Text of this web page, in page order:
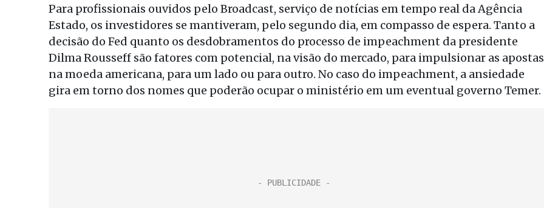
Para profissionais ouvidos pelo Broadcast, serviço de notícias em tempo real da Agência
Estado, os investidores se mantiveram, pelo segundo dia, em compasso de espera. Tanto a
decisão do Fed quanto os desdobramentos do processo de impeachment da presidente
Dilma Rousseff são fatores com potencial, na visão do mercado, para impulsionar as apostas
na moeda americana, para um lado ou para outro. No caso do impeachment, a ansiedade
gira em torno dos nomes que poderão ocupar o ministério em um eventual governo Temer.